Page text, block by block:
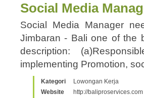
Social Media
Social Media Manager
Jimbaran - Bali one of the
description:
implementing Promotion,
Kategori
Lowongan Kerja
Website
http://baliproservices.com